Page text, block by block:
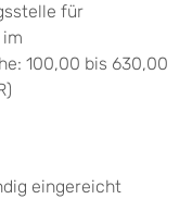
für
100,00 bis 630,00
eingereicht